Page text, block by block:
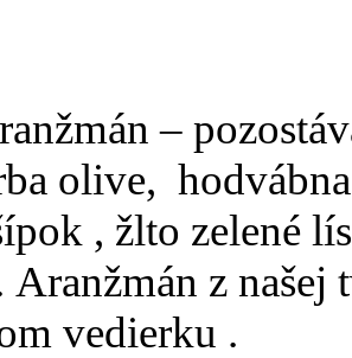
–
olive,
, žlto zelené
z našej
vedierku .